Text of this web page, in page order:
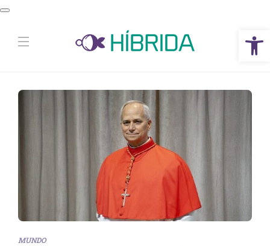
Abrir a barra de ferramentas
MUNDO